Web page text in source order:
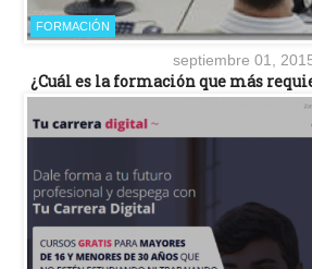
FORMACIÓN
septiembre 01,
¿Cuál es la formación que más